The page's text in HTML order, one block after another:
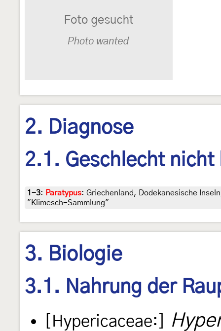
2. Diagnose
2.1. Geschlecht nicht
1-3: Paratypus: Griechenland, Dodekanesische
"Klimesch-Sammlung"
3. Biologie
3.1. Nahrung der
[Hypericaceae:]